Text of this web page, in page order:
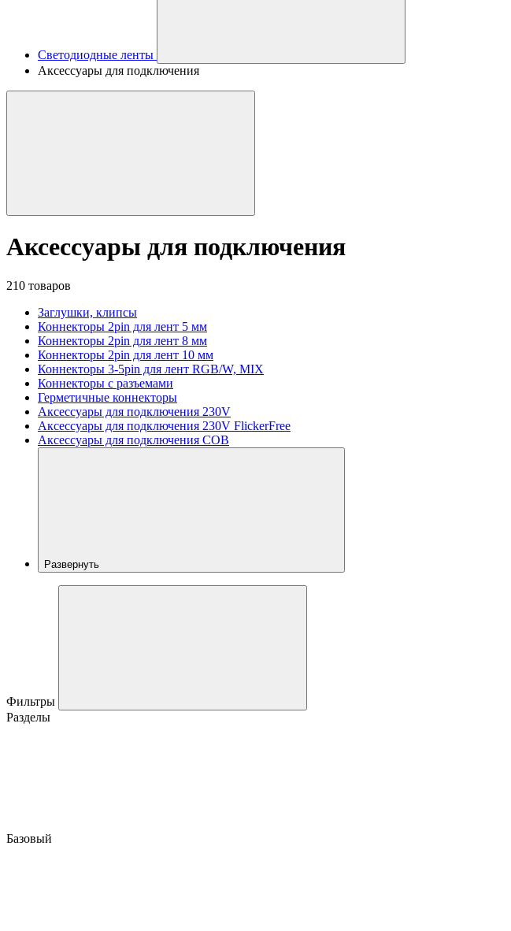
Светодиодные ленты
Аксессуары для подключения
Аксессуары для подключения
210 товаров
Заглушки, клипсы
Коннекторы 2pin для лент 5 мм
Коннекторы 2pin для лент 8 мм
Коннекторы 2pin для лент 10 мм
Коннекторы 3-5pin для лент RGB/W, MIX
Коннекторы с разъемами
Герметичные коннекторы
Аксессуары для подключения 230V
Аксессуары для подключения 230V FlickerFree
Аксессуары для подключения COB
Развернуть
Фильтры
Разделы
Базовый